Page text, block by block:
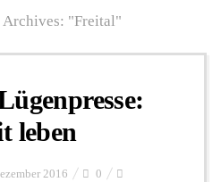
Archives: "Freital"
leben
2016 0